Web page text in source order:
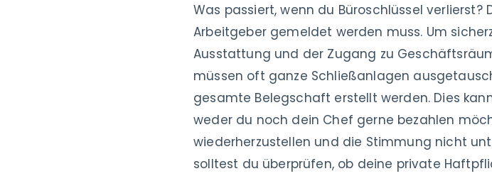
Was passiert, wenn du Büroschlüssel verlierst?
Arbeitgeber gemeldet werden muss. Um
Ausstattung und der Zugang zu
müssen oft ganze Schließanlagen
gesamte Belegschaft erstellt werden. Dies
weder du noch dein Chef gerne bezahlen
wiederherzustellen und die Stimmung nicht
solltest du überprüfen, ob deine private